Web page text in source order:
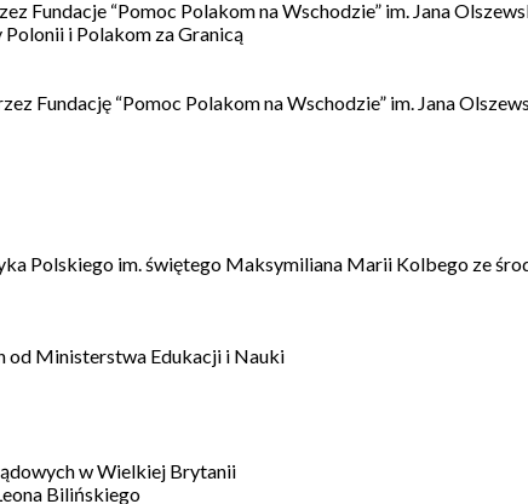
Fundacje “Pomoc Polakom na Wschodzie” im. Jana
i Polakom za Granicą
Fundację “Pomoc Polakom na Wschodzie” im. Jana
Polskiego im. świętego Maksymiliana Marii Kolbego ze
od Ministerstwa Edukacji i Nauki
w Wielkiej Brytanii
Bilińskiego